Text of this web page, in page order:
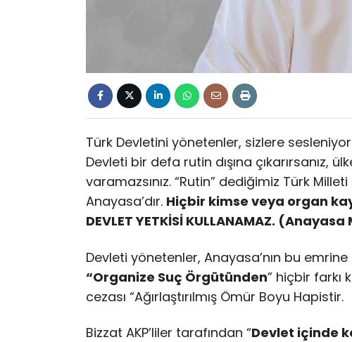
Türk Devletini yönetenler, sizlere
Devleti bir defa rutin dışına çıkarırsanız,
varamazsınız. “Rutin” dediğimiz Türk
Anayasa’dır. Hiçbir kimse veya organ
DEVLET YETKİSİ KULLANAMAZ. (Anayasa
Devleti yönetenler, Anayasa’nın bu
“Organize Suç Örgütünden” hiçbir farkı
cezası “Ağırlaştırılmış Ömür Boyu Hapistir.
Bizzat AKP’liler tarafından “Devlet içinde